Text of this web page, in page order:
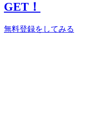
GET！
無料登録をしてみる